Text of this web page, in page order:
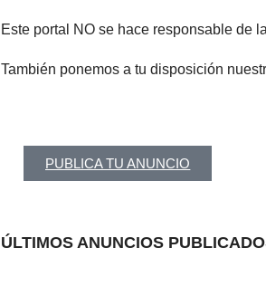
Este portal NO se hace responsable de
También ponemos a tu disposición
PUBLICA TU ANUNCIO
ÚLTIMOS ANUNCIOS